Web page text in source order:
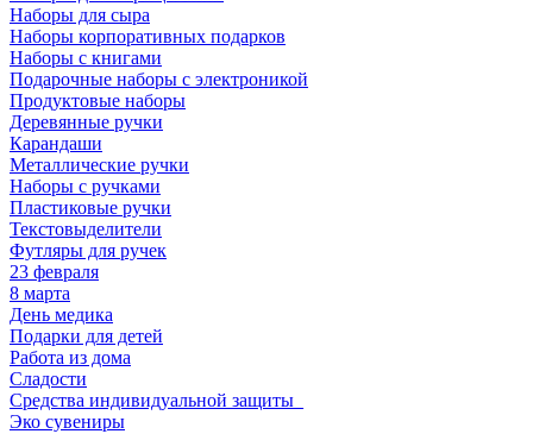
Наборы для сыра
Наборы корпоративных подарков
Наборы с книгами
Подарочные наборы с электроникой
Продуктовые наборы
Деревянные ручки
Карандаши
Металлические ручки
Наборы с ручками
Пластиковые ручки
Текстовыделители
Футляры для ручек
23 февраля
8 марта
День медика
Подарки для детей
Работа из дома
Сладости
Средства индивидуальной защиты_
Эко сувениры